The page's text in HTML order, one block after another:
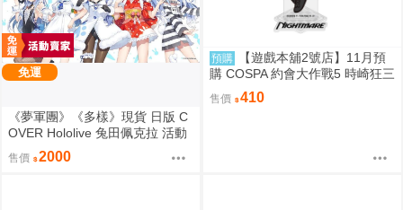
免運
《夢軍團》《多樣》現貨 日版 C
OVER Hololive 兔田佩克拉 活動
4周年紀念 動漫桌墊 卡墊 全員
售價 2000
預購
【遊戲本舖2號店】11月預
購 COSPA 約會大作戰5 時崎狂三
Q版壓克力立牌 0822
售價 410